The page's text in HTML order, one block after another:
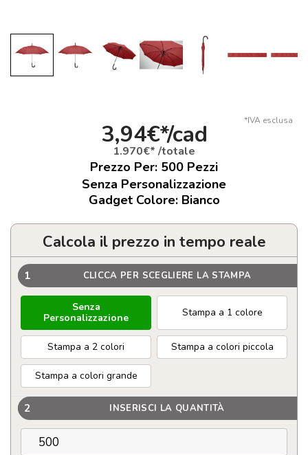
*IVA esclusa
3,94€*/cad
1.970€* /totale
Prezzo Per: 500 Pezzi
Senza Personalizzazione
Gadget Colore: Bianco
Calcola il prezzo in tempo reale
1 CLICCA PER SCEGLIERE LA STAMPA
Senza
Personalizzazione
Stampa a 1 colore
Stampa a 2 colori Stampa a colori piccola
Stampa a colori grande
2 INSERISCI LA QUANTITÀ